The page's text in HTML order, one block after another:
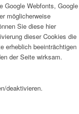
Google Webfonts, Google
möglicherweise
Sie diese hier
dieser Cookies die
erheblich beeinträchtigen
der Seite wirksam.
deaktivieren.